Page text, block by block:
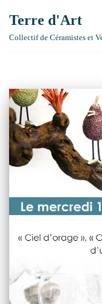
Aller
Terre d'Art
Collectif de Céramistes et